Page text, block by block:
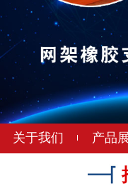
关于我们 产品
隔震支座
网架钢铰支